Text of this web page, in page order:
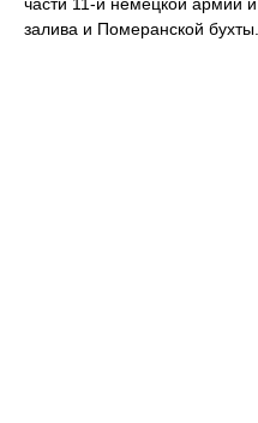
залива и Померанской бухты.